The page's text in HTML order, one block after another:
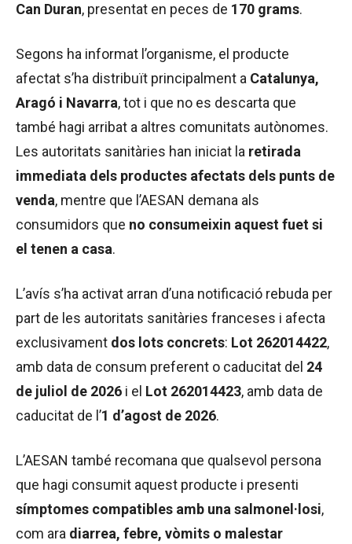
Can Duran, presentat en peces de 170 grams.
Segons ha informat l’organisme, el producte
afectat s’ha distribuït principalment a Catalunya,
Aragó i Navarra, tot i que no es descarta que
també hagi arribat a altres comunitats autònomes.
Les autoritats sanitàries han iniciat la retirada
immediata dels productes afectats dels punts de
venda, mentre que l’AESAN demana als
consumidors que no consumeixin aquest fuet si
el tenen a casa.
L’avís s’ha activat arran d’una notificació rebuda per
part de les autoritats sanitàries franceses i afecta
exclusivament dos lots concrets: Lot 262014422,
amb data de consum preferent o caducitat del 24
de juliol de 2026 i el Lot 262014423, amb data de
caducitat de l’1 d’agost de 2026.
L’AESAN també recomana que qualsevol persona
que hagi consumit aquest producte i presenti
símptomes compatibles amb una salmonel·losi,
com ara diarrea, febre, vòmits o malestar